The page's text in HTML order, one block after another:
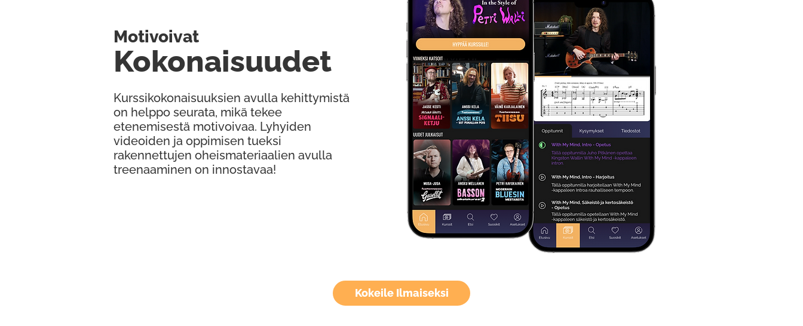
Kokeile Ilmaiseksi
Kurssikokonaisuuksien avulla kehittymistä
on helppo seurata, mikä tekee
etenemisestä motivoivaa. Lyhyiden
videoiden ja oppimisen tueksi
rakennettujen oheismateriaalien avulla
treenaaminen on innostavaa!
Kokonaisuudet
Motivoivat